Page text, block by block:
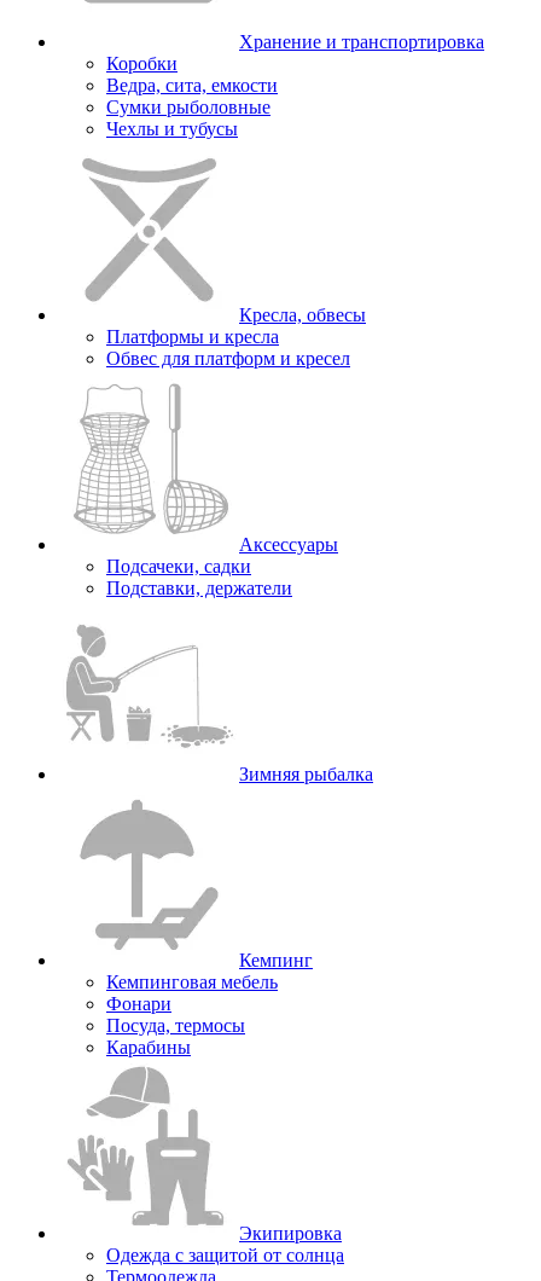
Хранение и транспортировка
Коробки
Ведра, сита, емкости
Сумки рыболовные
Чехлы и тубусы
Кресла, обвесы
Платформы и кресла
Обвес для платформ и кресел
Аксессуары
Подсачеки, садки
Подставки, держатели
Зимняя рыбалка
Кемпинг
Кемпинговая мебель
Фонари
Посуда, термосы
Карабины
Экипировка
Одежда с защитой от солнца
Термоодежда